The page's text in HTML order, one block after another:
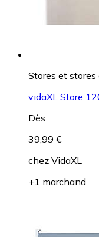
Stores et
vidaXL Store
Dès
39,99 €
chez VidaXL
+1 marchand